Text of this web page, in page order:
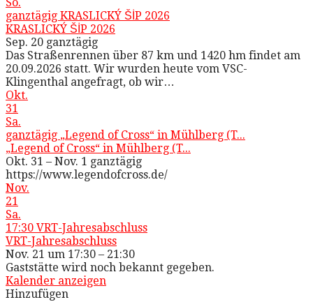
ganztägig KRASLICKÝ ŠİP 2026
KRASLICKÝ ŠİP 2026
Sep. 20 ganztägig
Das Straßenrennen über 87 km und 1420 hm findet am
20.09.2026 statt. Wir wurden heute vom VSC-
Klingenthal angefragt, ob wir…
Okt.
31
Sa.
ganztägig „Legend of Cross“ in Mühlberg (T...
„Legend of Cross“ in Mühlberg (T...
Okt. 31 – Nov. 1 ganztägig
https://www.legendofcross.de/
Nov.
21
Sa.
17:30 VRT-Jahresabschluss
VRT-Jahresabschluss
Nov. 21 um 17:30 – 21:30
Gaststätte wird noch bekannt gegeben.
Kalender anzeigen
Hinzufügen